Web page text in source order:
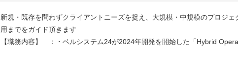
新規・既存を問わずクライアントニーズを捉え、大規模・中規模のプロジェ
用までをガイド頂きます
【職務内容】 ：・ベルシステム24が2024年開発を開始した「Hybrid